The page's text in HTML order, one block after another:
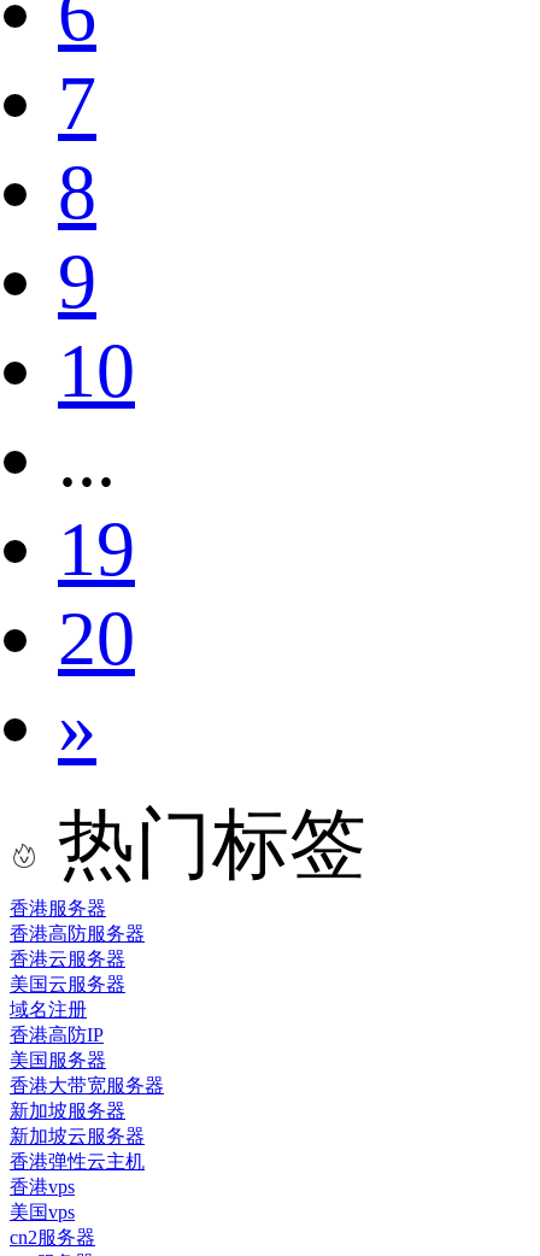
7
8
9
10
...
19
20
»
热门标签
香港服务器
香港高防服务器
香港云服务器
美国云服务器
域名注册
香港高防IP
美国服务器
香港大带宽服务器
新加坡服务器
新加坡云服务器
香港弹性云主机
香港vps
美国vps
cn2服务器